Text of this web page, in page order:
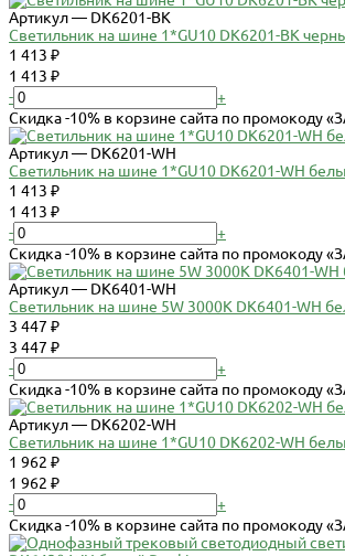
Артикул — DK6201-BK
Светильник на шине 1*GU10 DK6201-BK
1 413 ₽
1 413 ₽
-
+
Скидка -10% в корзине сайта по промокоду
Артикул — DK6201-WH
Светильник на шине 1*GU10 DK6201-WH
1 413 ₽
1 413 ₽
-
+
Скидка -10% в корзине сайта по промокоду
Артикул — DK6401-WH
Светильник на шине 5W 3000K DK6401-WH
3 447 ₽
3 447 ₽
-
+
Скидка -10% в корзине сайта по промокоду
Артикул — DK6202-WH
Светильник на шине 1*GU10 DK6202-WH
1 962 ₽
1 962 ₽
-
+
Скидка -10% в корзине сайта по промокоду